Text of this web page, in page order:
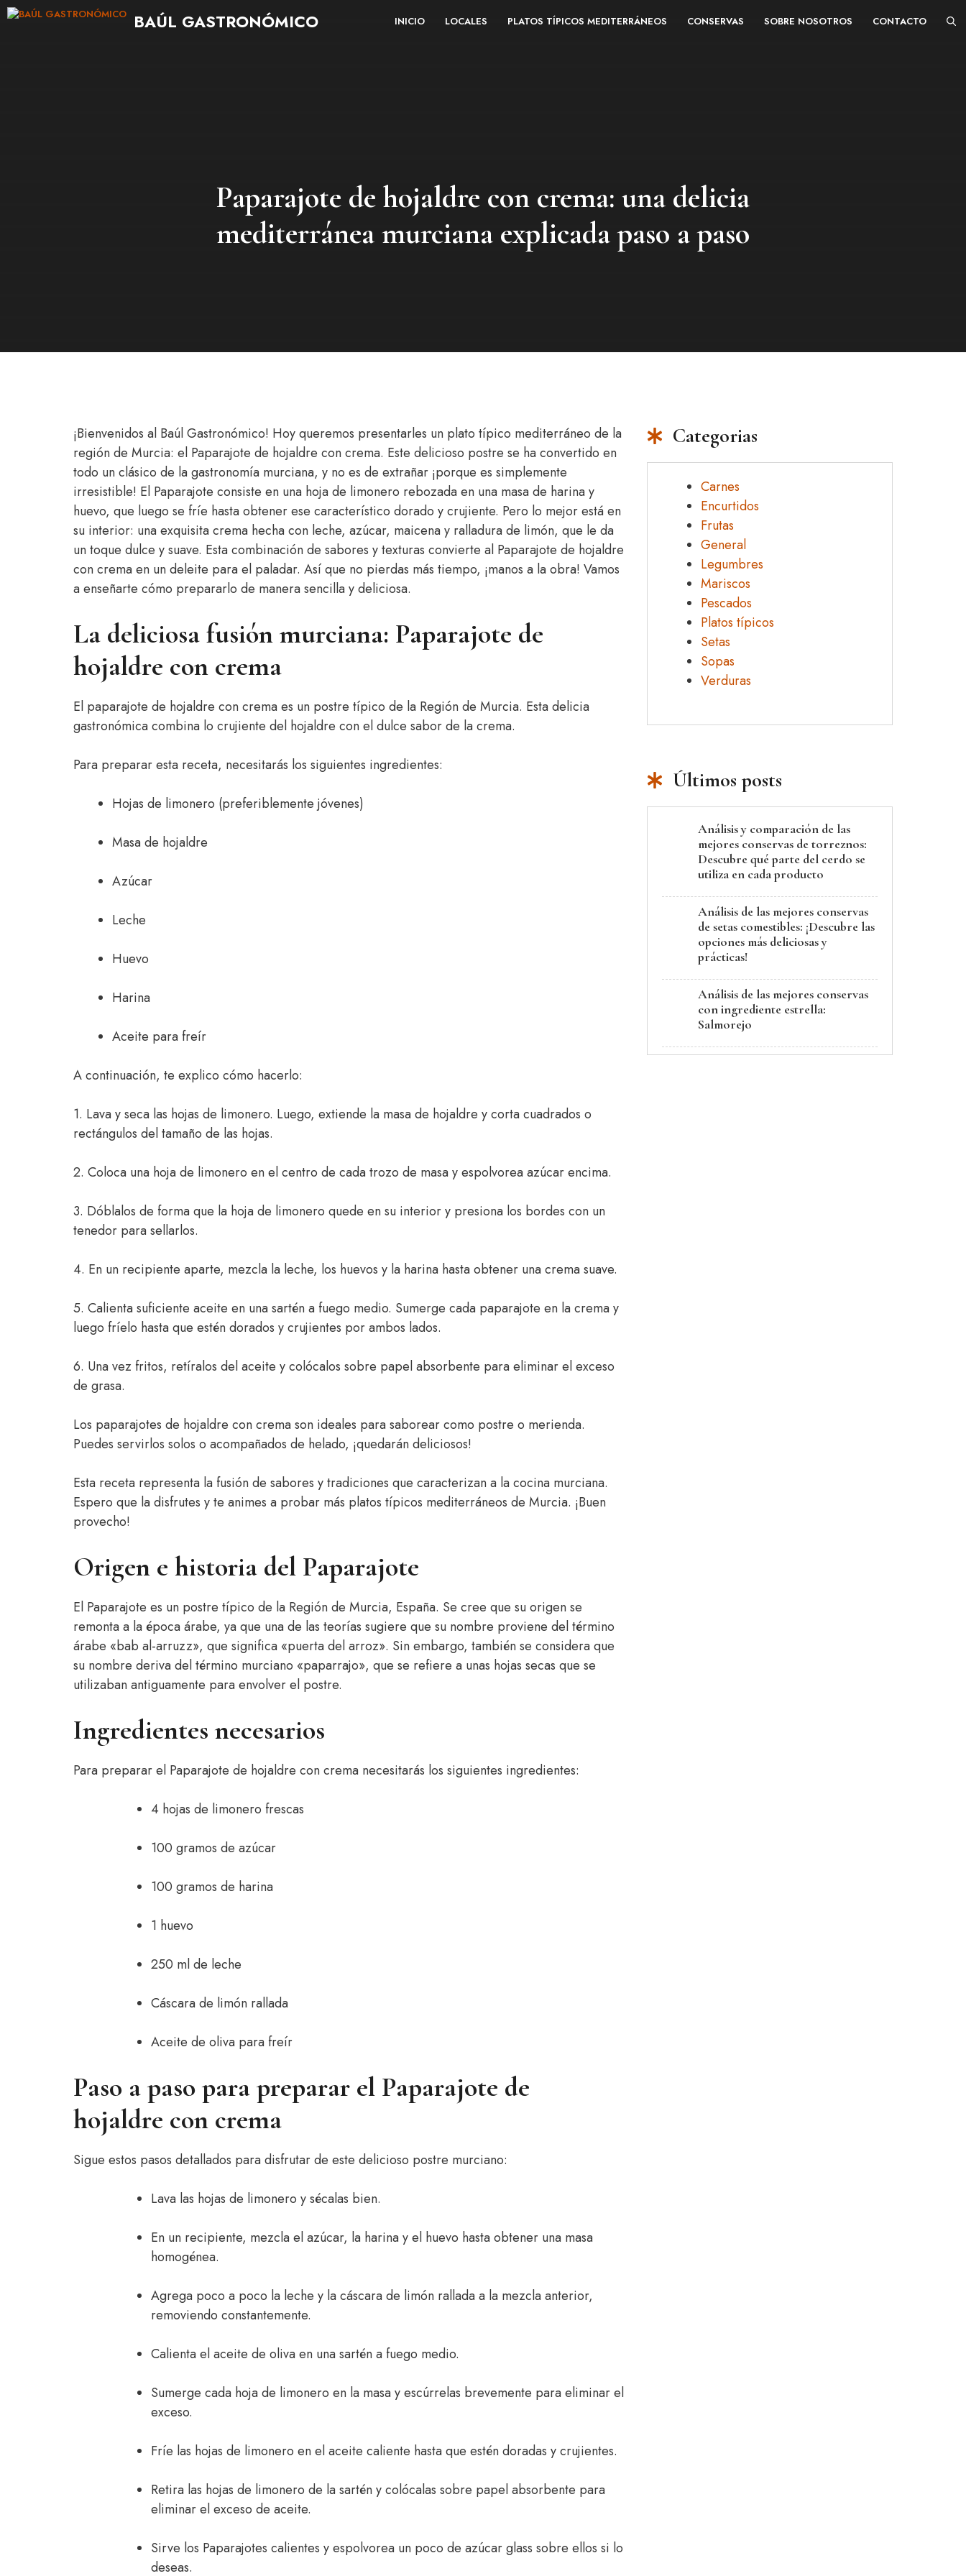
Saltar
BAÚL GASTRONÓMICO INICIO LOCALES PLATOS TÍPICOS MEDITERRÁNEOS CONSERVAS SOBRE NOSOTROS CONTACTO
Paparajote de hojaldre con crema: una delicia
mediterránea murciana explicada paso a paso
¡Bienvenidos al Baúl Gastronómico! Hoy queremos presentarles un plato típico mediterráneo de la
región de Murcia: el Paparajote de hojaldre con crema. Este delicioso postre se ha convertido en
todo un clásico de la gastronomía murciana, y no es de extrañar ¡porque es simplemente
irresistible! El Paparajote consiste en una hoja de limonero rebozada en una masa de harina y
huevo, que luego se fríe hasta obtener ese característico dorado y crujiente. Pero lo mejor está en
su interior: una exquisita crema hecha con leche, azúcar, maicena y ralladura de limón, que le da
un toque dulce y suave. Esta combinación de sabores y texturas convierte al Paparajote de hojaldre
con crema en un deleite para el paladar. Así que no pierdas más tiempo, ¡manos a la obra! Vamos
a enseñarte cómo prepararlo de manera sencilla y deliciosa.
La deliciosa fusión murciana: Paparajote de
hojaldre con crema
El paparajote de hojaldre con crema es un postre típico de la Región de Murcia. Esta delicia
gastronómica combina lo crujiente del hojaldre con el dulce sabor de la crema.
Para preparar esta receta, necesitarás los siguientes ingredientes:
Hojas de limonero (preferiblemente jóvenes)
Masa de hojaldre
Azúcar
Leche
Huevo
Harina
Aceite para freír
A continuación, te explico cómo hacerlo:
1. Lava y seca las hojas de limonero. Luego, extiende la masa de hojaldre y corta cuadrados o
rectángulos del tamaño de las hojas.
2. Coloca una hoja de limonero en el centro de cada trozo de masa y espolvorea azúcar encima.
3. Dóblalos de forma que la hoja de limonero quede en su interior y presiona los bordes con un
tenedor para sellarlos.
4. En un recipiente aparte, mezcla la leche, los huevos y la harina hasta obtener una crema suave.
5. Calienta suficiente aceite en una sartén a fuego medio. Sumerge cada paparajote en la crema y
luego fríelo hasta que estén dorados y crujientes por ambos lados.
6. Una vez fritos, retíralos del aceite y colócalos sobre papel absorbente para eliminar el exceso
de grasa.
Los paparajotes de hojaldre con crema son ideales para saborear como postre o merienda.
Puedes servirlos solos o acompañados de helado, ¡quedarán deliciosos!
Esta receta representa la fusión de sabores y tradiciones que caracterizan a la cocina murciana.
Espero que la disfrutes y te animes a probar más platos típicos mediterráneos de Murcia. ¡Buen
provecho!
Origen e historia del Paparajote
El Paparajote es un postre típico de la Región de Murcia, España. Se cree que su origen se
remonta a la época árabe, ya que una de las teorías sugiere que su nombre proviene del término
árabe «bab al-arruzz», que significa «puerta del arroz». Sin embargo, también se considera que
su nombre deriva del término murciano «paparrajo», que se refiere a unas hojas secas que se
utilizaban antiguamente para envolver el postre.
Ingredientes necesarios
Para preparar el Paparajote de hojaldre con crema necesitarás los siguientes ingredientes:
4 hojas de limonero frescas
100 gramos de azúcar
100 gramos de harina
1 huevo
250 ml de leche
Cáscara de limón rallada
Aceite de oliva para freír
Paso a paso para preparar el Paparajote de
hojaldre con crema
Sigue estos pasos detallados para disfrutar de este delicioso postre murciano:
Lava las hojas de limonero y sécalas bien.
En un recipiente, mezcla el azúcar, la harina y el huevo hasta obtener una masa
homogénea.
Agrega poco a poco la leche y la cáscara de limón rallada a la mezcla anterior,
removiendo constantemente.
Calienta el aceite de oliva en una sartén a fuego medio.
Sumerge cada hoja de limonero en la masa y escúrrelas brevemente para eliminar el
exceso.
Fríe las hojas de limonero en el aceite caliente hasta que estén doradas y crujientes.
Retira las hojas de limonero de la sartén y colócalas sobre papel absorbente para
eliminar el exceso de aceite.
Sirve los Paparajotes calientes y espolvorea un poco de azúcar glass sobre ellos si lo
deseas.
Categorias
Carnes
Encurtidos
Frutas
General
Legumbres
Mariscos
Pescados
Platos típicos
Setas
Sopas
Verduras
Últimos posts
Análisis y comparación de las
mejores conservas de torreznos:
Descubre qué parte del cerdo se
utiliza en cada producto
Análisis de las mejores conservas
de setas comestibles: ¡Descubre las
opciones más deliciosas y
prácticas!
Análisis de las mejores conservas
con ingrediente estrella:
Salmorejo